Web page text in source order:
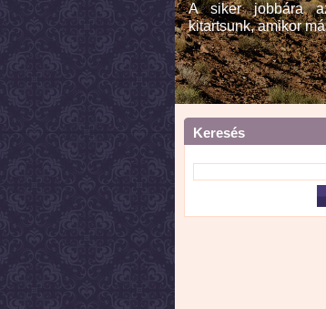
A siker jobbára
kitartsunk, amikor
Keresés